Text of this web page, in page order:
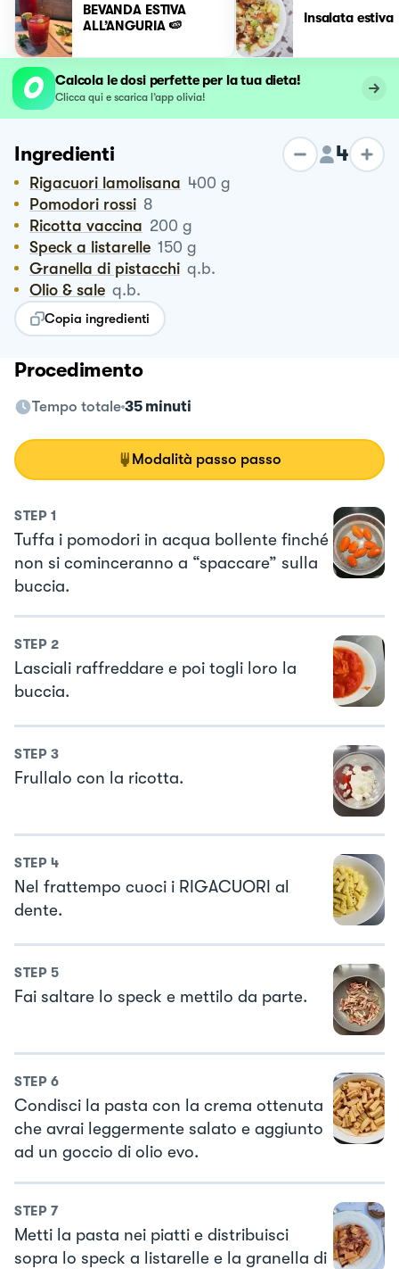
BEVANDA ESTIVA
ALL’ANGURIA 🍉
Insalata estiva
Calcola le dosi perfette per la tua dieta!
Clicca qui e scarica l’app olivia!
Ingredienti 4
Rigacuori lamolisana 400 g
Pomodori rossi 8
Ricotta vaccina 200 g
Speck a listarelle 150 g
Granella di pistacchi q.b.
Olio & sale q.b.
Copia ingredienti
Procedimento
Tempo totale 35 minuti
Modalità passo passo
STEP 1
Tuffa i pomodori in acqua bollente finché
non si cominceranno a “spaccare” sulla
buccia.
STEP 2
Lasciali raffreddare e poi togli loro la
buccia.
STEP 3
Frullalo con la ricotta.
STEP 4
Nel frattempo cuoci i RIGACUORI al
dente.
STEP 5
Fai saltare lo speck e mettilo da parte.
STEP 6
Condisci la pasta con la crema ottenuta
che avrai leggermente salato e aggiunto
ad un goccio di olio evo.
STEP 7
Metti la pasta nei piatti e distribuisci
sopra lo speck a listarelle e la granella di